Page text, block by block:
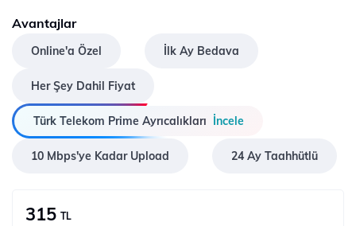
Avantajlar
Online'a Özel İlk Ay Bedava
Her Şey Dahil Fiyat
Türk Telekom Prime Ayrıcalıkları İncele
10 Mbps'ye Kadar Upload 24 Ay Taahhütlü
315 TL